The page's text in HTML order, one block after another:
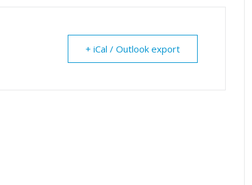
+ iCal / Outlook export